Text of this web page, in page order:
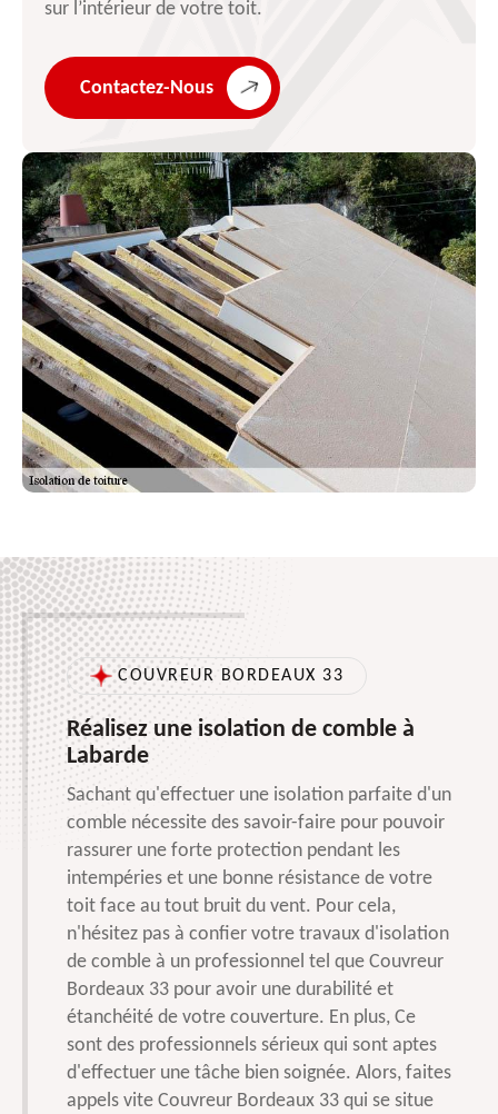
sur l’intérieur de votre toit.
Contactez-Nous
COUVREUR BORDEAUX 33
Réalisez une isolation de comble à
Labarde
Sachant qu'effectuer une isolation parfaite d'un
comble nécessite des savoir-faire pour pouvoir
rassurer une forte protection pendant les
intempéries et une bonne résistance de votre
toit face au tout bruit du vent. Pour cela,
n'hésitez pas à confier votre travaux d'isolation
de comble à un professionnel tel que Couvreur
Bordeaux 33 pour avoir une durabilité et
étanchéité de votre couverture. En plus, Ce
sont des professionnels sérieux qui sont aptes
d'effectuer une tâche bien soignée. Alors, faites
appels vite Couvreur Bordeaux 33 qui se situe